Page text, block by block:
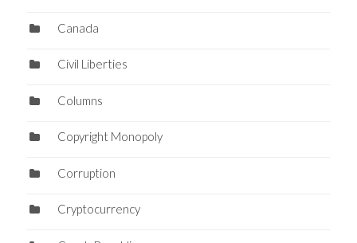
Canada
Civil Liberties
Columns
Copyright Monopoly
Corruption
Cryptocurrency